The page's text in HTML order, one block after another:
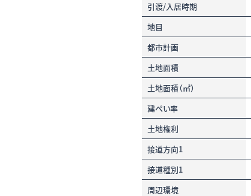
引渡/入居時期
地目
都市計画
土地面積
土地面積（㎡）
建ぺい率
土地権利
接道方向1
接道種別1
周辺環境